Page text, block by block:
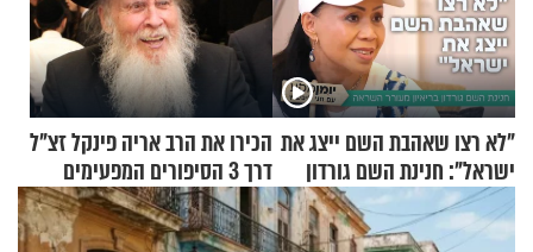
"לא רצו שאהבת השם ייצג את
ישראל": חנינת השם גורדון
בריאיון מעורר השראה
הכירו את הרב אריה פינקל זצ"ל
דרך 3 הסיפורים המפעימים
האלה